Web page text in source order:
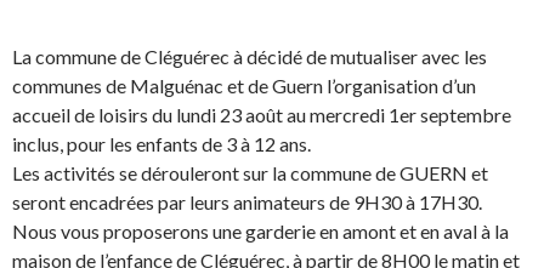
La commune de Cléguérec à décidé de mutualiser avec les
communes de Malguénac et de Guern l’organisation d’un
accueil de loisirs du lundi 23 août au mercredi 1er septembre
inclus, pour les enfants de 3 à 12 ans.
Les activités se dérouleront sur la commune de GUERN et
seront encadrées par leurs animateurs de 9H30 à 17H30.
Nous vous proposerons une garderie en amont et en aval à la
maison de l’enfance de Cléguérec, à partir de 8H00 le matin et